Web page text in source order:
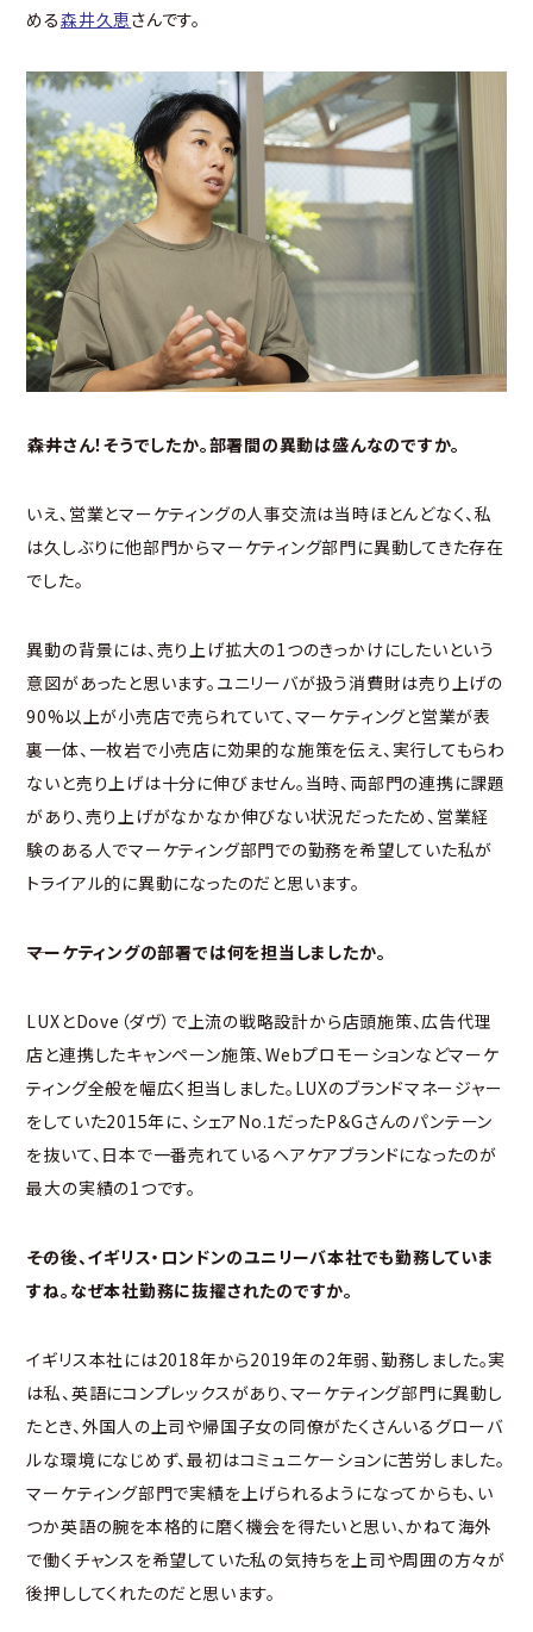
める森井久恵さんです。
――森井さん！そうでしたか。部署間の異動は盛んなのですか。
いえ、営業とマーケティングの人事交流は当時ほとんどなく、私
は久しぶりに他部門からマーケティング部門に異動してきた存在
でした。
異動の背景には、売り上げ拡大の1つのきっかけにしたいという
意図があったと思います。ユニリーバが扱う消費財は売り上げの
90%以上が小売店で売られていて、マーケティングと営業が表
裏一体、一枚岩で小売店に効果的な施策を伝え、実行してもらわ
ないと売り上げは十分に伸びません。当時、両部門の連携に課題
があり、売り上げがなかなか伸びない状況だったため、営業経
験のある人でマーケティング部門での勤務を希望していた私が
トライアル的に異動になったのだと思います。
――マーケティングの部署では何を担当しましたか。
LUXとDove（ダヴ）で上流の戦略設計から店頭施策、広告代理
店と連携したキャンペーン施策、Webプロモーションなどマーケ
ティング全般を幅広く担当しました。LUXのブランドマネージャー
をしていた2015年に、シェアNo.1だったP＆Gさんのパンテーン
を抜いて、日本で一番売れているヘアケアブランドになったのが
最大の実績の1つです。
――その後、イギリス・ロンドンのユニリーバ本社でも勤務していま
すね。なぜ本社勤務に抜擢されたのですか。
イギリス本社には2018年から2019年の2年弱、勤務しました。実
は私、英語にコンプレックスがあり、マーケティング部門に異動し
たとき、外国人の上司や帰国子女の同僚がたくさんいるグローバ
ルな環境になじめず、最初はコミュニケーションに苦労しました。
マーケティング部門で実績を上げられるようになってからも、い
つか英語の腕を本格的に磨く機会を得たいと思い、かねて海外
で働くチャンスを希望していた私の気持ちを上司や周囲の方々が
後押ししてくれたのだと思います。